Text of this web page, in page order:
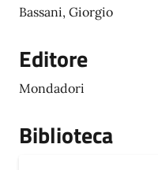
Bassani, Giorgio
Editore
Mondadori
Biblioteca